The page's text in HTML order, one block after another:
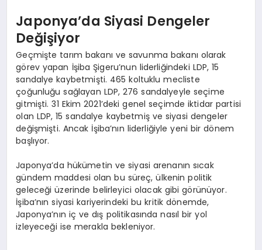
Japonya’da Siyasi Dengeler
Değişiyor
Geçmişte tarım bakanı ve savunma bakanı olarak
görev yapan İşiba Şigeru’nun liderliğindeki LDP, 15
sandalye kaybetmişti. 465 koltuklu mecliste
çoğunluğu sağlayan LDP, 276 sandalyeyle seçime
gitmişti. 31 Ekim 2021’deki genel seçimde iktidar partisi
olan LDP, 15 sandalye kaybetmiş ve siyasi dengeler
değişmişti. Ancak İşiba’nın liderliğiyle yeni bir dönem
başlıyor.
Japonya’da hükümetin ve siyasi arenanın sıcak
gündem maddesi olan bu süreç, ülkenin politik
geleceği üzerinde belirleyici olacak gibi görünüyor.
İşiba’nın siyasi kariyerindeki bu kritik dönemde,
Japonya’nın iç ve dış politikasında nasıl bir yol
izleyeceği ise merakla bekleniyor.